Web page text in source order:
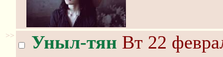
>> Уныл-тян Вт 22